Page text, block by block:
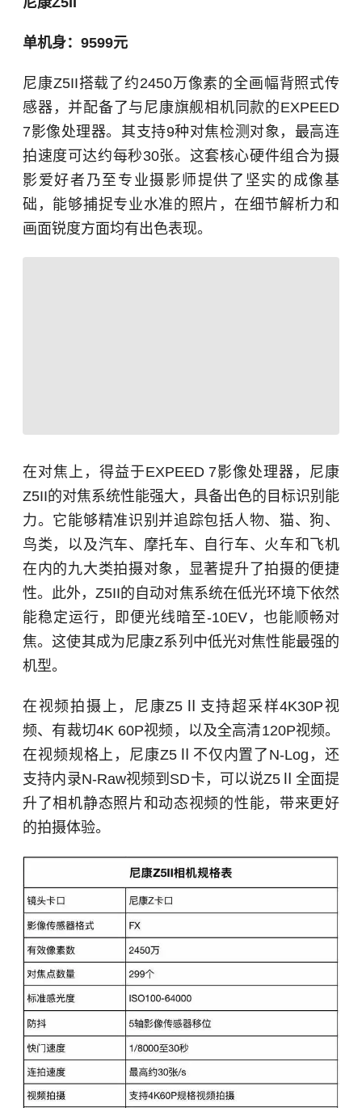
单机身：9599元
尼康Z5II搭载了约2450万像素的全画幅背照式传
感器，并配备了与尼康旗舰相机同款的EXPEED
7影像处理器。其支持9种对焦检测对象，最高连
拍速度可达约每秒30张。这套核心硬件组合为摄
影爱好者乃至专业摄影师提供了坚实的成像基
础，能够捕捉专业水准的照片，在细节解析力和
画面锐度方面均有出色表现。
在对焦上，得益于EXPEED 7影像处理器，尼康
Z5II的对焦系统性能强大，具备出色的目标识别能
力。它能够精准识别并追踪包括人物、猫、狗、
鸟类，以及汽车、摩托车、自行车、火车和飞机
在内的九大类拍摄对象，显著提升了拍摄的便捷
性。此外，Z5II的自动对焦系统在低光环境下依然
能稳定运行，即便光线暗至-10EV，也能顺畅对
焦。这使其成为尼康Z系列中低光对焦性能最强的
机型。
在视频拍摄上，尼康Z5Ⅱ支持超采样4K30P视
频、有裁切4K 60P视频，以及全高清120P视频。
在视频规格上，尼康Z5Ⅱ不仅内置了N-Log，还
支持内录N-Raw视频到SD卡，可以说Z5Ⅱ全面提
升了相机静态照片和动态视频的性能，带来更好
的拍摄体验。